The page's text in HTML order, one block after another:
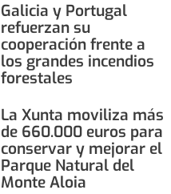
Galicia y Portugal
refuerzan su
cooperación frente a
los grandes incendios
forestales
La Xunta moviliza más
de 660.000 euros para
conservar y mejorar el
Parque Natural del
Monte Aloia